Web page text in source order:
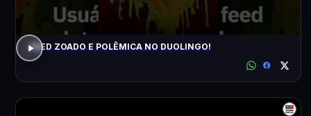
FEED ZOADO E POLÊMICA NO DUOLINGO!